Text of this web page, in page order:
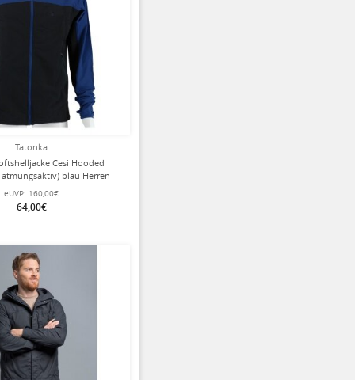
Tatonka
Cesi Hooded
blau Herren
eUVP: 160,00€
64,00€